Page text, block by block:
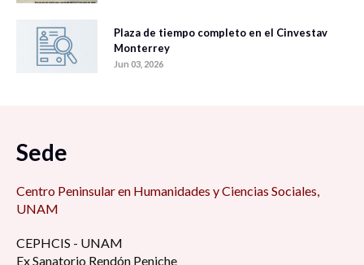
Plaza de tiempo completo en el Cinvestav
Monterrey
Jun 03, 2026
Sede
Centro Peninsular en Humanidades y Ciencias Sociales,
UNAM
CEPHCIS - UNAM
Ex Sanatorio Rendón Peniche